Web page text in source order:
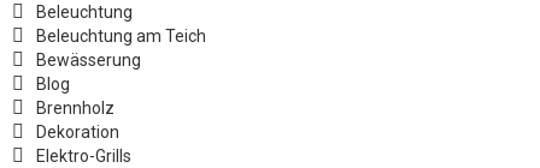
Beleuchtung
Beleuchtung am Teich
Bewässerung
Blog
Brennholz
Dekoration
Elektro-Grills